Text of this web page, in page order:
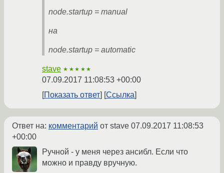
node.startup = manual
на
node.startup = automatic
stave ★★★★★
07.09.2017 11:08:53 +00:00
Показать ответ
Ссылка
Ответ на: комментарий от stave 07.09.2017 11:08:53
+00:00
Ручной - у меня через ансибл. Если что
можно и правду вручную.